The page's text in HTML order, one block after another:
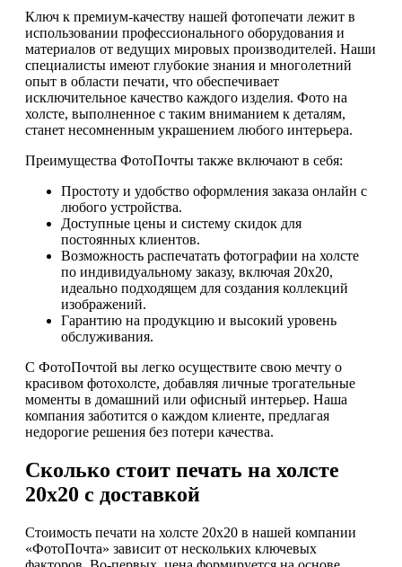
Ключ к премиум-качеству нашей фотопечати лежит в
использовании профессионального оборудования и
материалов от ведущих мировых производителей. Наши
специалисты имеют глубокие знания и многолетний
опыт в области печати, что обеспечивает
исключительное качество каждого изделия. Фото на
холсте, выполненное с таким вниманием к деталям,
станет несомненным украшением любого интерьера.
Преимущества ФотоПочты также включают в себя:
Простоту и удобство оформления заказа онлайн с
любого устройства.
Доступные цены и систему скидок для
постоянных клиентов.
Возможность распечатать фотографии на холсте
по индивидуальному заказу, включая 20х20,
идеально подходящем для создания коллекций
изображений.
Гарантию на продукцию и высокий уровень
обслуживания.
С ФотоПочтой вы легко осуществите свою мечту о
красивом фотохолсте, добавляя личные трогательные
моменты в домашний или офисный интерьер. Наша
компания заботится о каждом клиенте, предлагая
недорогие решения без потери качества.
Сколько стоит печать на холсте
20х20 с доставкой
Стоимость печати на холсте 20х20 в нашей компании
«ФотоПочта» зависит от нескольких ключевых